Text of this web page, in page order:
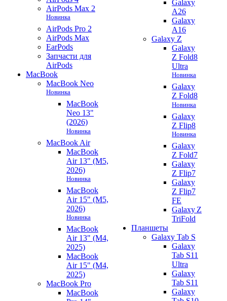
AirPods Max 2
Новинка
AirPods Pro 2
AirPods Max
EarPods
Запчасти для
AirPods
MacBook
MacBook Neo
Новинка
MacBook
Neo 13"
(2026)
Новинка
MacBook Air
MacBook
Air 13" (M5,
2026)
Новинка
MacBook
Air 15" (M5,
2026)
Новинка
MacBook
Air 13" (M4,
2025)
MacBook
Air 15" (M4,
2025)
MacBook Pro
MacBook
Galaxy
A26
Galaxy
A16
Galaxy Z
Galaxy
Z Fold8
Ultra
Новинка
Galaxy
Z Fold8
Новинка
Galaxy
Z Flip8
Новинка
Galaxy
Z Fold7
Galaxy
Z Flip7
Galaxy
Z Flip7
FE
Galaxy Z
TriFold
Планшеты
Galaxy Tab S
Galaxy
Tab S11
Ultra
Galaxy
Tab S11
Galaxy